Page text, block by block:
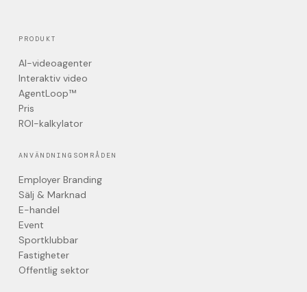
PRODUKT
AI-videoagenter
Interaktiv video
AgentLoop™
Pris
ROI-kalkylator
ANVÄNDNINGSOMRÅDEN
Employer Branding
Sälj & Marknad
E-handel
Event
Sportklubbar
Fastigheter
Offentlig sektor